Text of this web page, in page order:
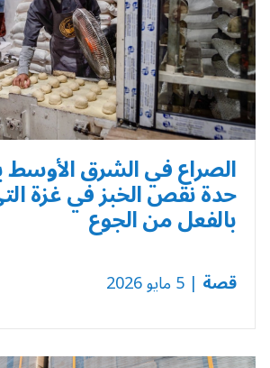
الصراع في الشرق
حدة نقص الخبز في غزة
بالفعل من الجوع
قصة | 5 مايو 2026